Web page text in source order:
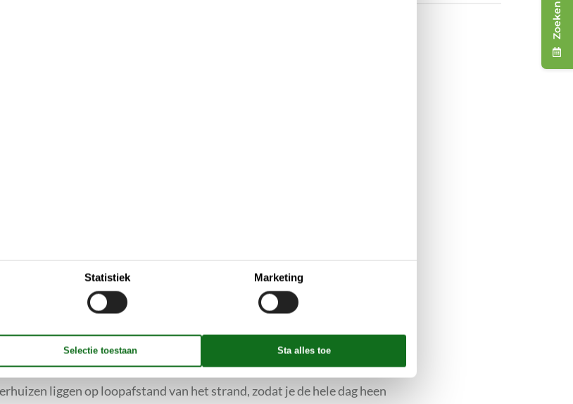
gezin
kinderen. Het strand is schoon en overzichtelijk, en door de ligging aan
rustiger dan aan de westkust. Ideaal om te pootjebaden, zandkastelen
liggen op loopafstand van het strand, zodat je de hele dag heen
Zoeken
Statistiek Marketing